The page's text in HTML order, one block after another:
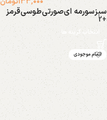
سبزسورمه ایصورتیطوسیقرمز
+2
انتخاب گزینه ها
اتمام موجودی